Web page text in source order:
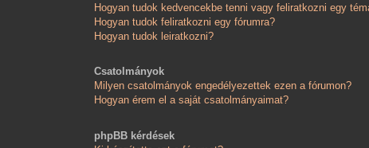
Hogyan tudok kedvencekbe tenni vagy feliratkozni egy
Hogyan tudok feliratkozni egy fórumra?
Hogyan tudok leiratkozni?
Csatolmányok
Milyen csatolmányok engedélyezettek ezen a fórumon?
Hogyan érem el a saját csatolmányaimat?
phpBB kérdések